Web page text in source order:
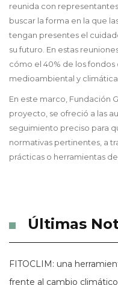
reunida con
buscar la forma en la que
tengan presentes el
su futuro. En estas
cómo el 40% de los
medioambiental y climática.
En este marco, Fundación
proyecto, se ofreció a las
seguimiento preciso para
normativas pertinentes, a
prácticas o herramientas
Últimas
FITOCLIM: una
frente al cambio